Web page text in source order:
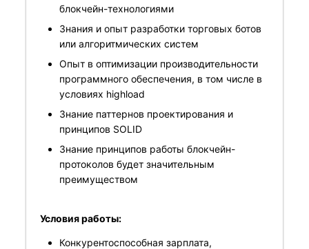
блокчейн-технологиями
Знания и опыт разработки торговых ботов
или алгоритмических систем
Опыт в оптимизации производительности
программного обеспечения, в том числе в
условиях highload
Знание паттернов проектирования и
принципов SOLID
Знание принципов работы блокчейн-
протоколов будет значительным
преимуществом
Условия работы:
Конкурентоспособная зарплата,